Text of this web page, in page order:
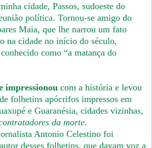
cidade, Passos, sudoeste do
política. Tornou-se amigo do
Maia, que lhe narrou um fato
na cidade no início do século,
como “a matança do
impressionou com a história e levou
folhetins apócrifos impressos em
e Guaranésia, cidades vizinhas,
da morte.
Antonio Celestino foi
desses folhetins, que davam voz a